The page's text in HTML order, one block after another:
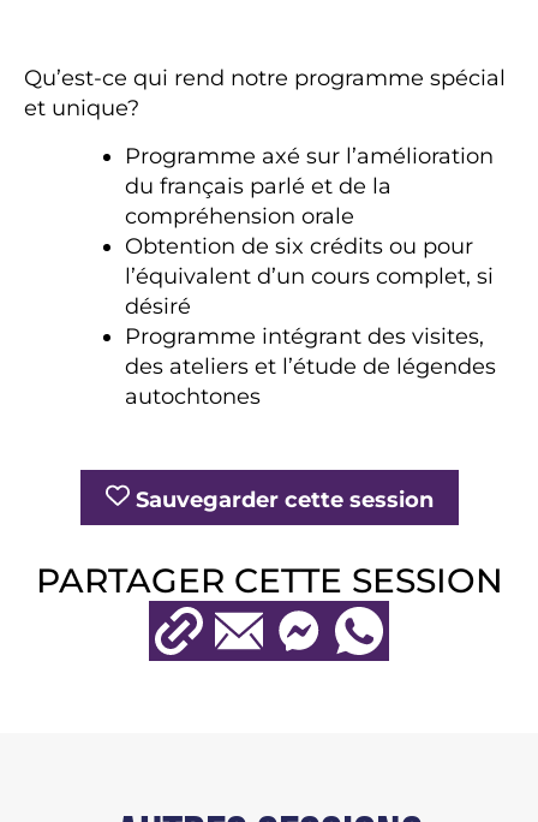
Qu’est-ce qui rend notre programme spécial
et unique?
Programme axé sur l’amélioration
du français parlé et de la
compréhension orale
Obtention de six crédits ou pour
l’équivalent d’un cours complet, si
désiré
Programme intégrant des visites,
des ateliers et l’étude de légendes
autochtones
PARTAGER CETTE SESSION
Copier l'URL
CourrielMessengerWhatsApp
Sauvegarder cette session